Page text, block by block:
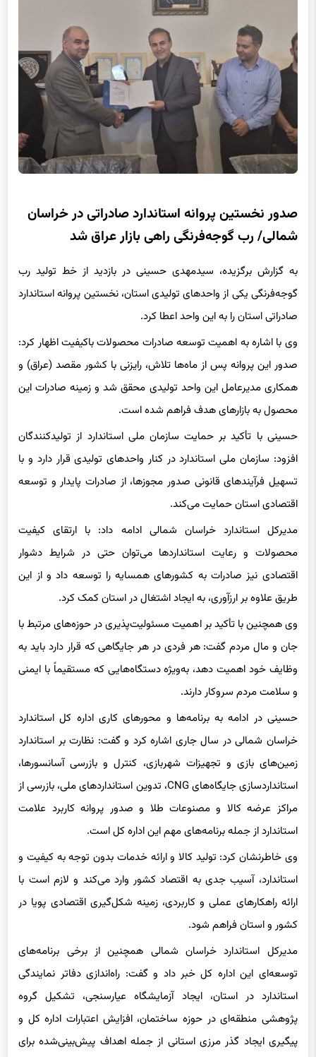
صدور نخستین پروانه استاندارد صادراتی در خراسان
شمالی/ رب گوجه‌فرنگی راهی بازار عراق شد
به گزارش برگزیده، سیدمهدی حسینی در بازدید از خط تولید رب
گوجه‌فرنگی یکی از واحدهای تولیدی استان، نخستین پروانه استاندارد
صادراتی استان را به این واحد اعطا کرد.
وی با اشاره به اهمیت توسعه صادرات محصولات باکیفیت اظهار کرد:
صدور این پروانه پس از ماه‌ها تلاش، رایزنی با کشور مقصد (عراق) و
همکاری مدیرعامل این واحد تولیدی محقق شد و زمینه صادرات این
محصول به بازارهای هدف فراهم شده است.
حسینی با تأکید بر حمایت سازمان ملی استاندارد از تولیدکنندگان
افزود: سازمان ملی استاندارد در کنار واحدهای تولیدی قرار دارد و با
تسهیل فرآیندهای قانونی صدور مجوزها، از صادرات پایدار و توسعه
اقتصادی استان حمایت می‌کند.
مدیرکل استاندارد خراسان شمالی ادامه داد: با ارتقای کیفیت
محصولات و رعایت استانداردها می‌توان حتی در شرایط دشوار
اقتصادی نیز صادرات به کشورهای همسایه را توسعه داد و از این
طریق علاوه بر ارزآوری، به ایجاد اشتغال در استان کمک کرد.
وی همچنین با تأکید بر اهمیت مسئولیت‌پذیری در حوزه‌های مرتبط با
جان و مال مردم گفت: هر فردی در هر جایگاهی که قرار دارد باید به
وظایف خود اهمیت دهد، به‌ویژه دستگاه‌هایی که مستقیماً با ایمنی
و سلامت مردم سروکار دارند.
حسینی در ادامه به برنامه‌ها و محورهای کاری اداره کل استاندارد
خراسان شمالی در سال جاری اشاره کرد و گفت: نظارت بر استاندارد
زمین‌های بازی و تجهیزات شهربازی، کنترل و بازرسی آسانسورها،
استانداردسازی جایگاه‌های CNG، تدوین استانداردهای ملی، بازرسی از
مراکز عرضه کالا و مصنوعات طلا و صدور پروانه کاربرد علامت
استاندارد از جمله برنامه‌های مهم این اداره کل است.
وی خاطرنشان کرد: تولید کالا و ارائه خدمات بدون توجه به کیفیت و
استاندارد، آسیب جدی به اقتصاد کشور وارد می‌کند و لازم است با
ارائه راهکارهای عملی و کاربردی، زمینه شکل‌گیری اقتصادی پویا در
کشور و استان فراهم شود.
مدیرکل استاندارد خراسان شمالی همچنین از برخی برنامه‌های
توسعه‌ای این اداره کل خبر داد و گفت: راه‌اندازی دفاتر نمایندگی
استاندارد در استان، ایجاد آزمایشگاه عیارسنجی، تشکیل گروه
پژوهشی منطقه‌ای در حوزه ساختمان، افزایش اعتبارات اداره کل و
پیگیری ایجاد گذر مرزی استانی از جمله اهداف پیش‌بینی‌شده برای